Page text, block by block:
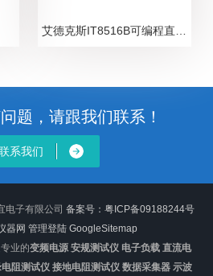
题，请跟我们联系！
系我们
电子有限公司 备案号：粤ICP备09188244号
器网 管理登陆 GoogleSitemap
业的变频电源 安规测试仪 电子负载 直流电
阻测试仪 接地电阻测试仪 数据采集器 示波